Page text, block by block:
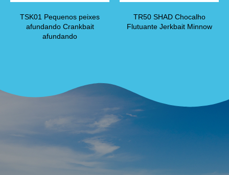
TSK01 Pequenos peixes
afundando Crankbait
afundando
TR50 SHAD Chocalho
Flutuante Jerkbait Minnow